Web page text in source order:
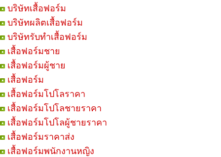
บริษัทเสื้อฟอร์ม
บริษัทผลิตเสื้อฟอร์ม
บริษัทรับทำเสื้อฟอร์ม
เสื้อฟอร์มชาย
เสื้อฟอร์มผู้ชาย
เสื้อฟอร์ม
เสื้อฟอร์มโปโลราคา
เสื้อฟอร์มโปโลชายราคา
เสื้อฟอร์มโปโลผู้ชายราคา
เสื้อฟอร์มราคาส่ง
เสื้อฟอร์มพนักงานหญิง